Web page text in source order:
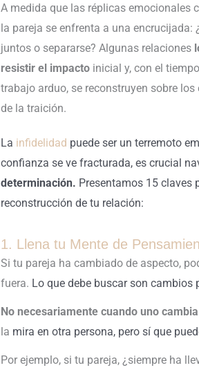
A medida que las réplicas emocionales
la pareja se enfrenta a una encrucijada:
juntos o separarse? Algunas relaciones
resistir el impactoinicial y, con el
trabajo arduo, se reconstruyen sobre los
de la traición.
La infidelidad puede ser un terremoto
confianza se ve fracturada, es crucial
determinación. Presentamos 15 claves
reconstrucción de tu relación:
1. Llena tu Mente de
Si tu pareja ha cambiado de aspecto,
fuera. Lo que debe buscar son
No necesariamente cuando uno
la mira en otra persona, pero sí que
Por ejemplo, si tu pareja, ¿siempre ha